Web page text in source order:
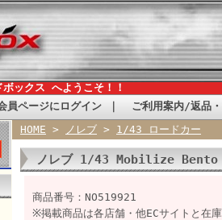
ックス へようこそ！！
員ページにログイン ご利用案内/返品
HOME > ノレブ > 1/43 ロードカー
ノレブ 1/43 Mobilize Bento
商品番号：NO519921
※掲載商品は各店舗・他ECサイトと在